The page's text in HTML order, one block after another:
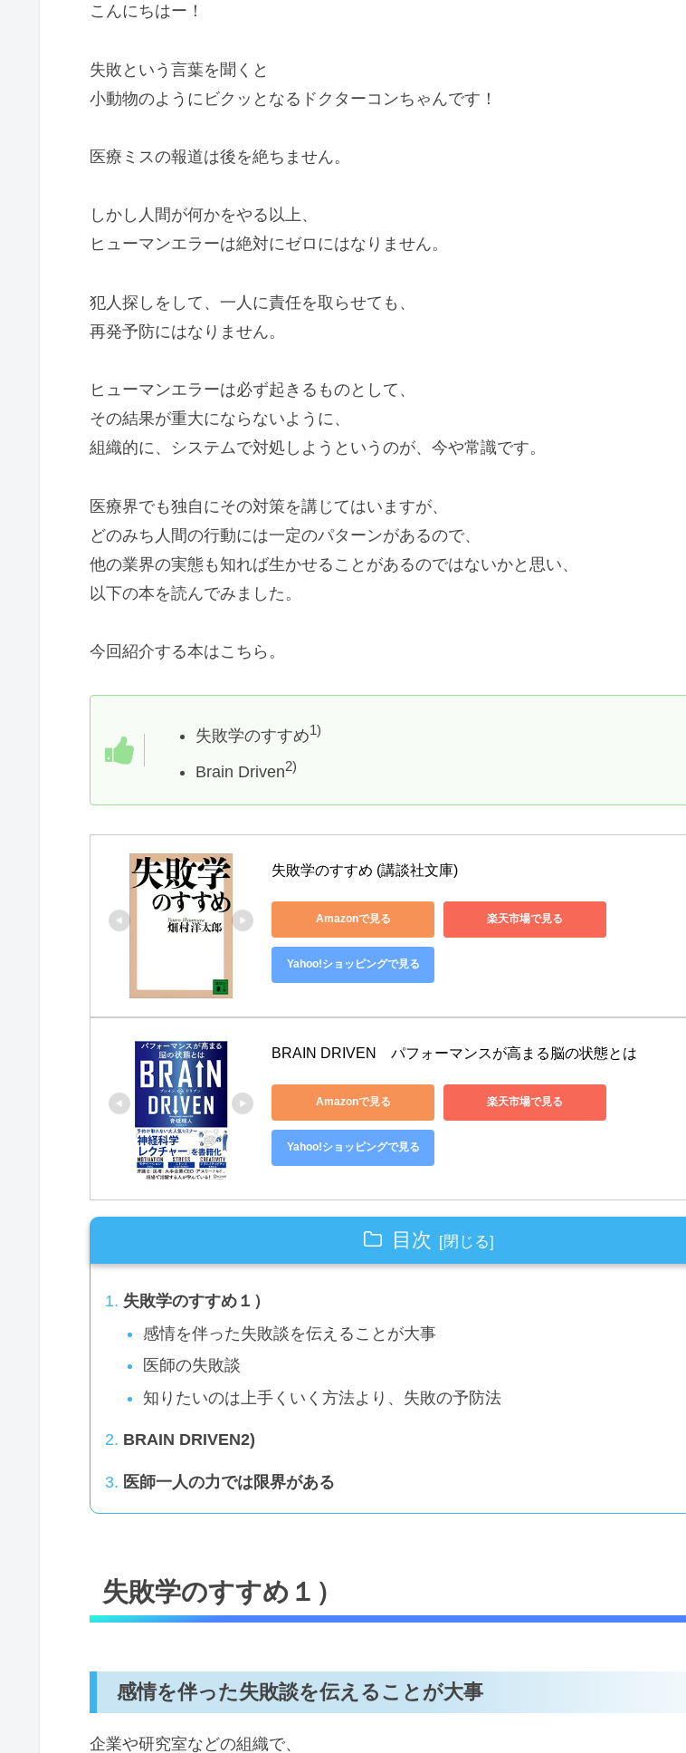
こんにちはー！
失敗という言葉を聞くと
小動物のようにビクッとなるドクターコンちゃんです！
医療ミスの報道は後を絶ちません。
しかし人間が何かをやる以上、
ヒューマンエラーは絶対にゼロにはなりません。
犯人探しをして、一人に責任を取らせても、
再発予防にはなりません。
ヒューマンエラーは必ず起きるものとして、
その結果が重大にならないように、
組織的に、システムで対処しようというのが、今や常識です。
医療界でも独自にその対策を講じてはいますが、
どのみち人間の行動には一定のパターンがあるので、
他の業界の実態も知れば生かせることがあるのではないかと思い、
以下の本を読んでみました。
今回紹介する本はこちら。
失敗学のすすめ1)
Brain Driven2)
失敗学のすすめ (講談社文庫)
Amazonで見る 楽天市場で見る
Yahoo!ショッピングで見る
BRAIN DRIVEN　パフォーマンスが高まる脳の状態とは
Amazonで見る 楽天市場で見る
Yahoo!ショッピングで見る
目次
失敗学のすすめ１）
感情を伴った失敗談を伝えることが大事
医師の失敗談
知りたいのは上手くいく方法より、失敗の予防法
BRAIN DRIVEN2)
医師一人の力では限界がある
失敗学のすすめ１）
感情を伴った失敗談を伝えることが大事
企業や研究室などの組織で、